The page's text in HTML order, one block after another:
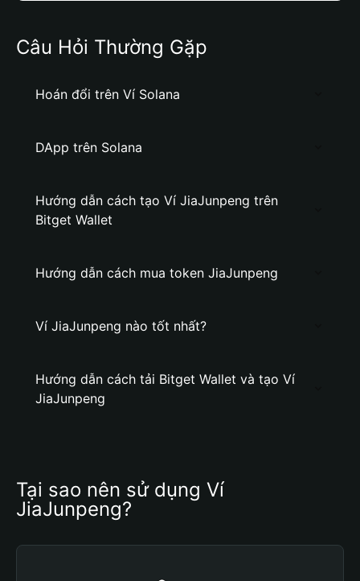
Câu Hỏi Thường Gặp
Hoán đổi trên Ví Solana
DApp trên Solana
Hướng dẫn cách tạo Ví JiaJunpeng trên
Bitget Wallet
Hướng dẫn cách mua token JiaJunpeng
Ví JiaJunpeng nào tốt nhất?
Hướng dẫn cách tải Bitget Wallet và tạo Ví
JiaJunpeng
Tại sao nên sử dụng Ví
JiaJunpeng?